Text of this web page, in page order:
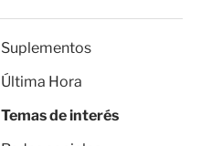
Suplementos
Última Hora
Temas de interés